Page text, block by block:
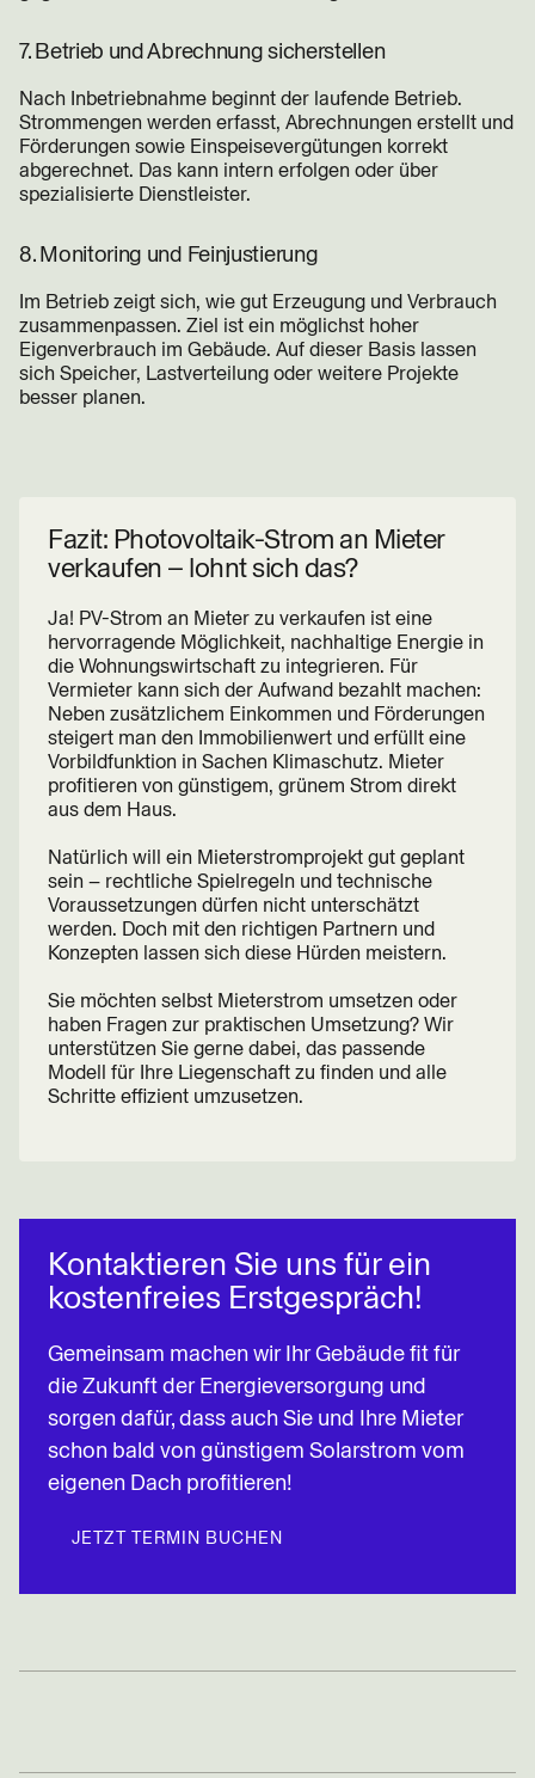
7. Betrieb und Abrechnung sicherstellen
Nach Inbetriebnahme beginnt der laufende Betrieb.
Strommengen werden erfasst, Abrechnungen erstellt und
Förderungen sowie Einspeisevergütungen korrekt
abgerechnet. Das kann intern erfolgen oder über
spezialisierte Dienstleister.
8. Monitoring und Feinjustierung
Im Betrieb zeigt sich, wie gut Erzeugung und Verbrauch
zusammenpassen. Ziel ist ein möglichst hoher
Eigenverbrauch im Gebäude. Auf dieser Basis lassen
sich Speicher, Lastverteilung oder weitere Projekte
besser planen.
Fazit: Photovoltaik-Strom an Mieter
verkaufen – lohnt sich das?
Ja! PV-Strom an Mieter zu verkaufen ist eine
hervorragende Möglichkeit, nachhaltige Energie in
die Wohnungswirtschaft zu integrieren. Für
Vermieter kann sich der Aufwand bezahlt machen:
Neben zusätzlichem Einkommen und Förderungen
steigert man den Immobilienwert und erfüllt eine
Vorbildfunktion in Sachen Klimaschutz. Mieter
profitieren von günstigem, grünem Strom direkt
aus dem Haus.
Natürlich will ein Mieterstromprojekt gut geplant
sein – rechtliche Spielregeln und technische
Voraussetzungen dürfen nicht unterschätzt
werden. Doch mit den richtigen Partnern und
Konzepten lassen sich diese Hürden meistern.
Sie möchten selbst Mieterstrom umsetzen oder
haben Fragen zur praktischen Umsetzung? Wir
unterstützen Sie gerne dabei, das passende
Modell für Ihre Liegenschaft zu finden und alle
Schritte effizient umzusetzen.
Kontaktieren Sie uns für ein
kostenfreies Erstgespräch!
Gemeinsam machen wir Ihr Gebäude fit für
die Zukunft der Energieversorgung und
sorgen dafür, dass auch Sie und Ihre Mieter
schon bald von günstigem Solarstrom vom
eigenen Dach profitieren!
JETZT TERMIN BUCHEN